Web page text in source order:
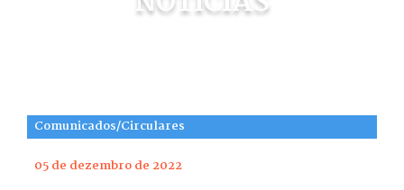
Comunicados/Circulares
05 de dezembro de 2022